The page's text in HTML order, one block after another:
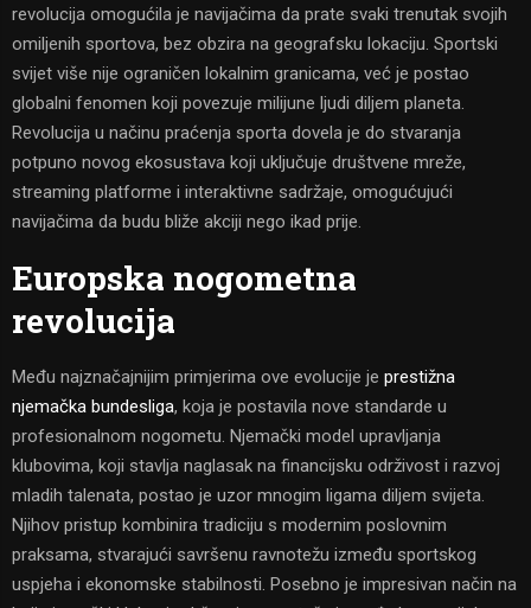
revolucija omogućila je navijačima da prate svaki trenutak svojih
omiljenih sportova, bez obzira na geografsku lokaciju. Sportski
svijet više nije ograničen lokalnim granicama, već je postao
globalni fenomen koji povezuje milijune ljudi diljem planeta.
Revolucija u načinu praćenja sporta dovela je do stvaranja
potpuno novog ekosustava koji uključuje društvene mreže,
streaming platforme i interaktivne sadržaje, omogućujući
navijačima da budu bliže akciji nego ikad prije.
Europska nogometna
revolucija
Među najznačajnijim primjerima ove evolucije je prestižna
njemačka bundesliga, koja je postavila nove standarde u
profesionalnom nogometu. Njemački model upravljanja
klubovima, koji stavlja naglasak na financijsku održivost i razvoj
mladih talenata, postao je uzor mnogim ligama diljem svijeta.
Njihov pristup kombinira tradiciju s modernim poslovnim
praksama, stvarajući savršenu ravnotežu između sportskog
uspjeha i ekonomske stabilnosti. Posebno je impresivan način na